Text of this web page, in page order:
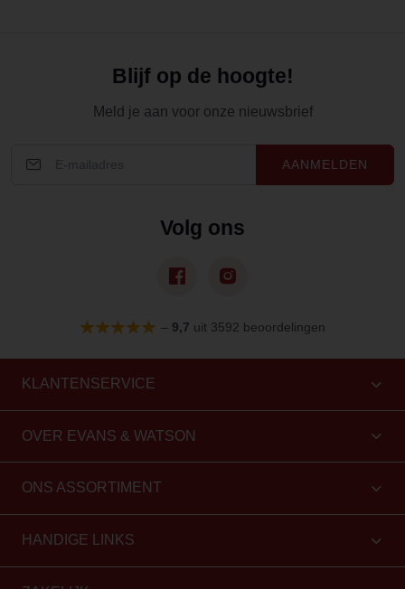
Blijf op de hoogte!
Meld je aan voor onze nieuwsbrief
AANMELDEN
Volg ons
– 9,7 uit 3592 beoordelingen
KLANTENSERVICE
OVER EVANS & WATSON
ONS ASSORTIMENT
HANDIGE LINKS